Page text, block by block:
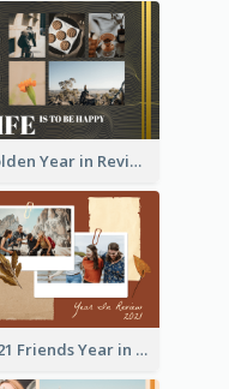
Golden Year in Review Photo Book
2021 Friends Year in Review Photo Book